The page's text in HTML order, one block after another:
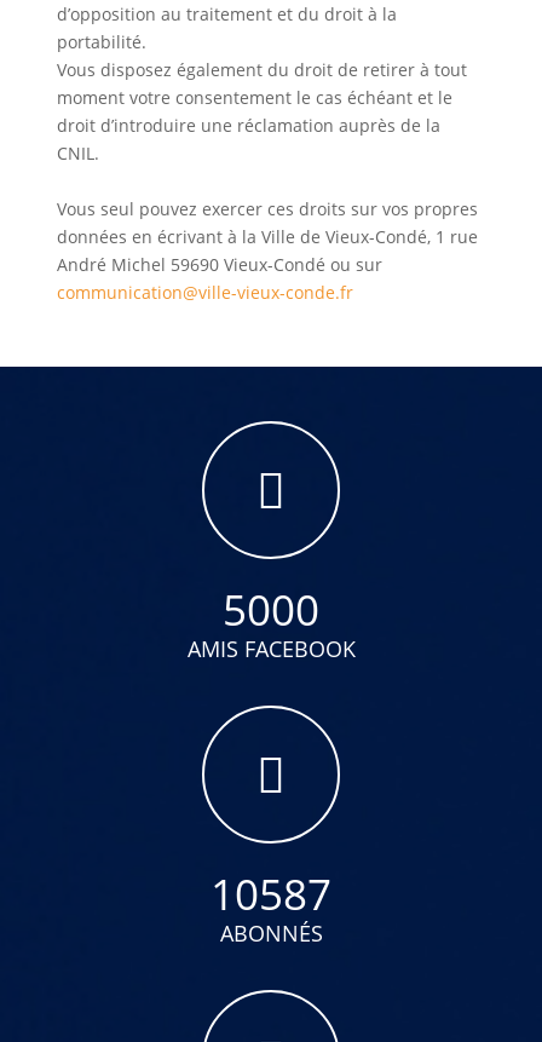
d’opposition au traitement et du droit à la
portabilité.
Vous disposez également du droit de retirer à tout
moment votre consentement le cas échéant et le
droit d’introduire une réclamation auprès de la
CNIL.
Vous seul pouvez exercer ces droits sur vos propres
données en écrivant à la Ville de Vieux-Condé, 1 rue
André Michel 59690 Vieux-Condé ou sur
communication@ville-vieux-conde.fr
5000
AMIS FACEBOOK
10587
ABONNÉS